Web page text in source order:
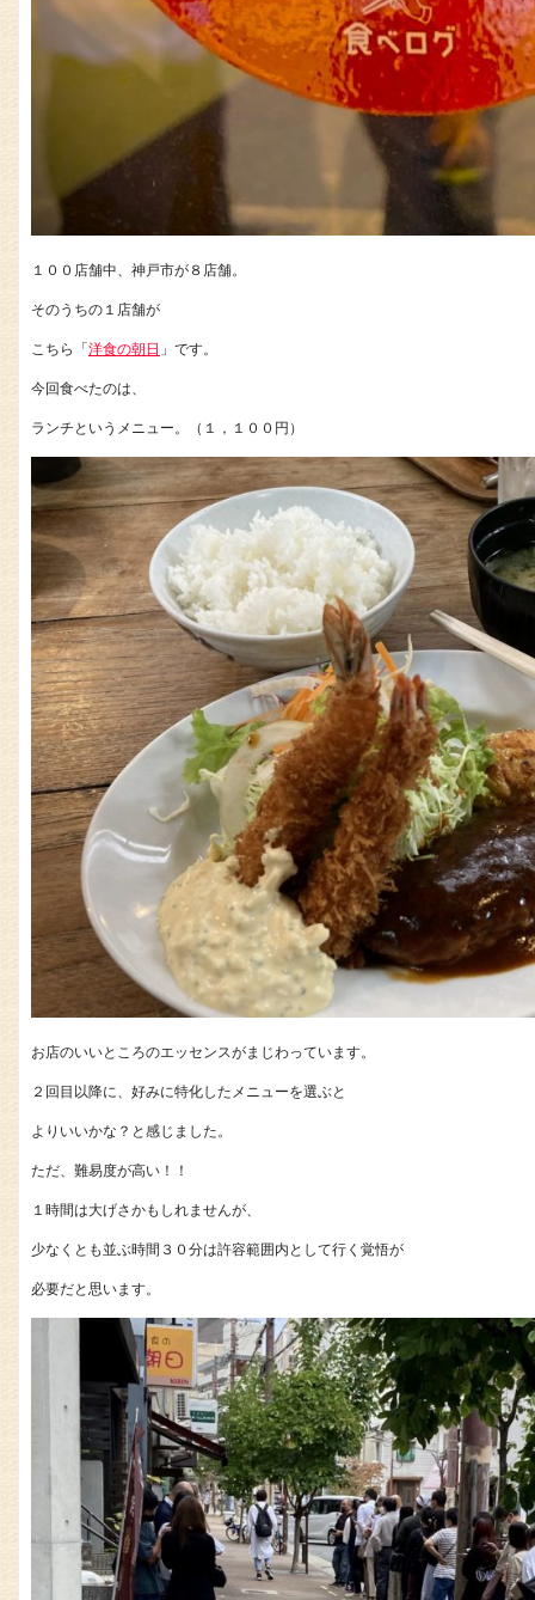
１００店舗中、神戸市が８店舗。
そのうちの１店舗が
こちら「 洋食の朝日 」です。
今回食べたのは、
ランチというメニュー。（１，１００円）
お店のいいところのエッセンスがまじわっています。
２回目以降に、好みに特化したメニューを選ぶと
よりいいかな？と感じました。
ただ、難易度が高い！！
１時間は大げさかもしれませんが、
少なくとも並ぶ時間３０分は許容範囲内として行く覚悟が
必要だと思います。